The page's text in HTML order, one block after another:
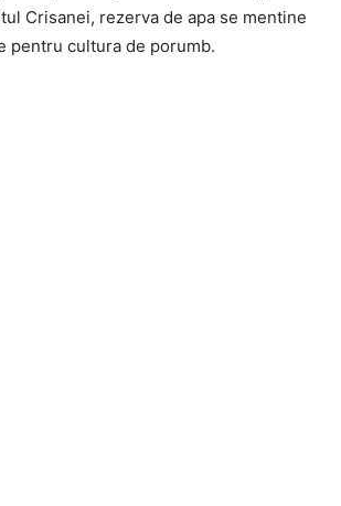
Crisanei, rezerva de apa se mentine
pentru cultura de porumb.